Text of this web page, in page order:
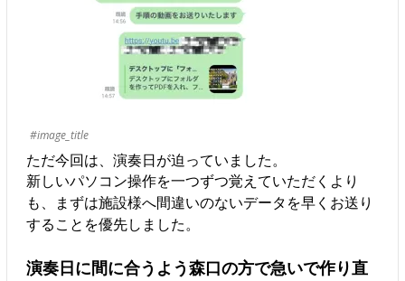
#image_title
ただ今回は、演奏日が迫っていました。
新しいパソコン操作を一つずつ覚えていただくより
も、まずは施設様へ間違いのないデータを早くお送り
することを優先しました。
演奏日に間に合うよう森口の方で急いで作り直